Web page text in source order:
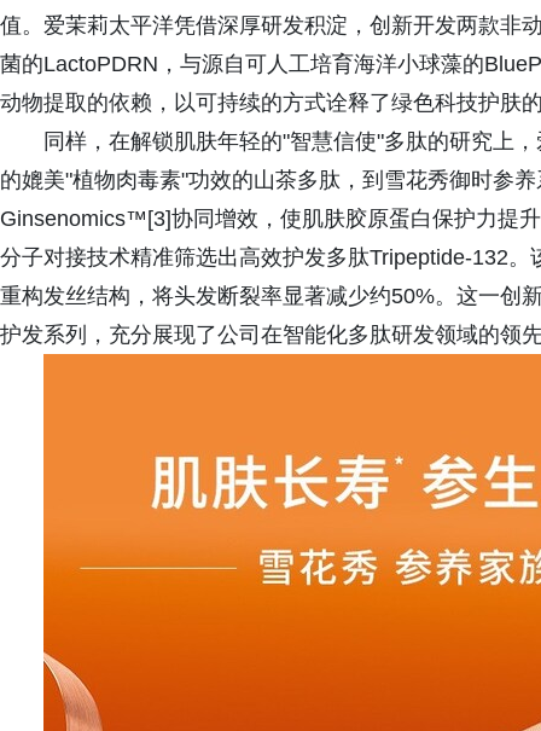
值。爱茉莉太平洋凭借深厚研发积淀，创新开发两款非
菌的LactoPDRN，与源自可人工培育海洋小球藻的
动物提取的依赖，以可持续的方式诠释了绿色科技护肤
同样，在解锁肌肤年轻的"智慧信使"多肽的研究上
的媲美"植物肉毒素"功效的山茶多肽，到雪花秀御时参
Ginsenomics™[3]协同增效，使肌肤胶原蛋白保护力提
分子对接技术精准筛选出高效护发多肽Tripeptide-132
重构发丝结构，将头发断裂率显著减少约50%。这一创
护发系列，充分展现了公司在智能化多肽研发领域的领